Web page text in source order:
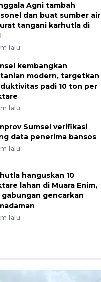
Agni tambah
dan buat sumber air
tangani karhutla di
lalu
kembangkan
modern, targetkan
padi 10 ton per
lalu
Sumsel verifikasi
data penerima bansos
lalu
hanguskan 10
lahan di Muara Enim,
gencarkan
lalu